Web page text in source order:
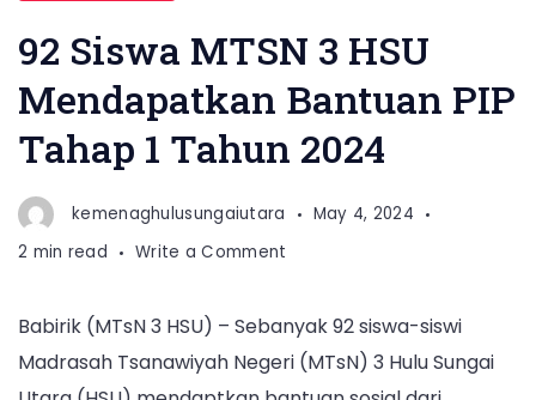
92 Siswa MTSN 3 HSU
Mendapatkan Bantuan PIP
Tahap 1 Tahun 2024
kemenaghulusungaiutara
May 4, 2024
2 min read
Write a Comment
MTSN
3
HSU
Babirik (MTsN 3 HSU) – Sebanyak 92 siswa-siswi
Madrasah Tsanawiyah Negeri (MTsN) 3 Hulu Sungai